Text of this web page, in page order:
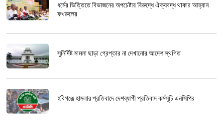
ধর্মের ভিত্তিতে বিভাজনের অপচেষ্টার বিরুদ্ধে ঐক্যবদ্ধ থাকার আহ্বান
ফখরুলের
সুনির্দিষ্ট মামলা ছাড়া গ্রেপ্তার না দেখানোর আদেশ স্থগিত
হবিগঞ্জে হামলার প্রতিবাদে দেশব্যাপী প্রতিবাদ কর্মসূচি এনসিপির